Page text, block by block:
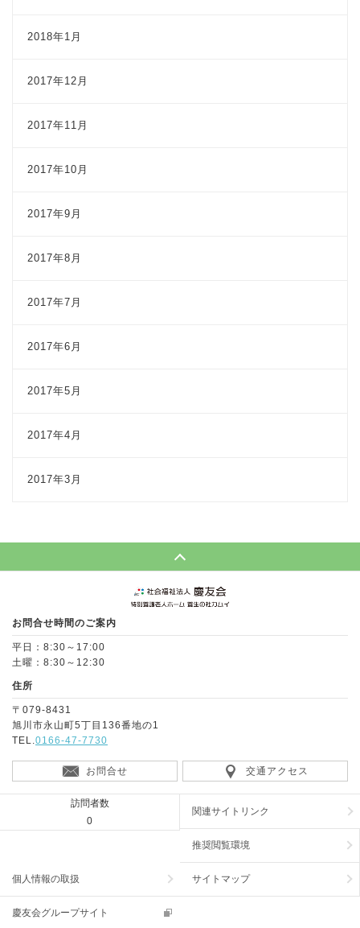
2018年1月
2017年12月
2017年11月
2017年10月
2017年9月
2017年8月
2017年7月
2017年6月
2017年5月
2017年4月
2017年3月
お問合せ時間のご案内
平日：8:30～17:00
土曜：8:30～12:30
住所
〒079-8431
旭川市永山町5丁目136番地の1
TEL.0166-47-7730
お問合せ 交通アクセス
訪問者数
0
関連サイトリンク
推奨閲覧環境
個人情報の取扱 サイトマップ
慶友会グループサイト